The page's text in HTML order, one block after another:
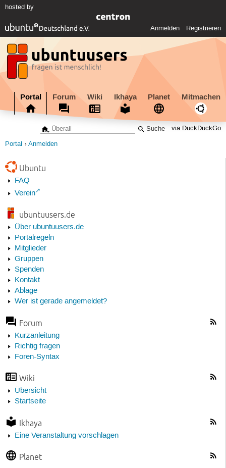
hosted by
Anmelden Registrieren
Portal Forum Wiki Ikhaya Planet Mitmachen
via DuckDuckGo
Portal Anmelden
Ubuntu
FAQ
Verein
ubuntuusers.de
Über ubuntuusers.de
Portalregeln
Mitglieder
Gruppen
Spenden
Kontakt
Ablage
Wer ist gerade angemeldet?
Forum
Kurzanleitung
Richtig fragen
Foren-Syntax
Wiki
Übersicht
Startseite
Ikhaya
Eine Veranstaltung vorschlagen
Planet